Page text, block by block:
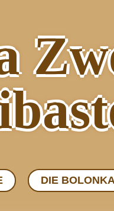
DIE